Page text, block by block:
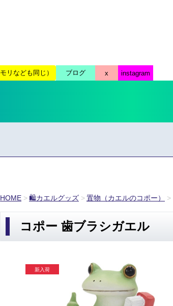
HOME 🛍カエルグッズ 置物（カエルのコポー）
コポー 歯ブラシガエル